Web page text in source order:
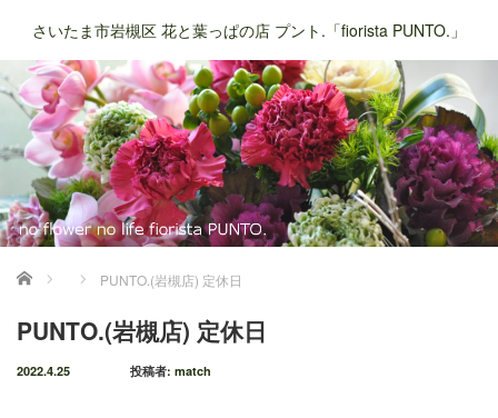
さいたま市岩槻区 花と葉っぱの店 プント.「fiorista PUNTO.」
ホーム PUNTO.(岩槻店) 定休日
PUNTO.(岩槻店) 定休日
2022.4.25 投稿者: match